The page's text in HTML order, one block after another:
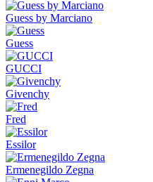
Guess by Marciano
Guess
GUCCI
Givenchy
Fred
Essilor
Ermenegildo Zegna